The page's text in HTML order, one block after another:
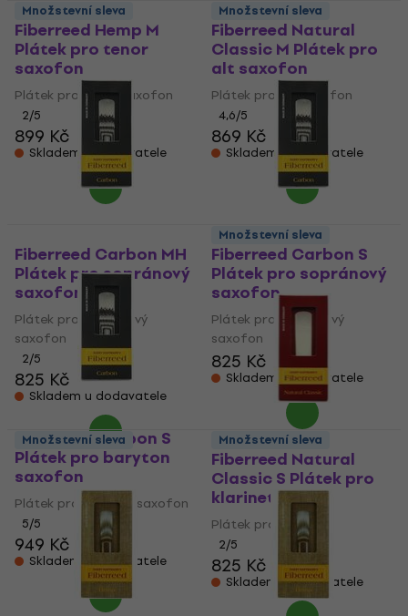
Fiberreed Hemp M
Plátek pro tenor
saxofon
Plátek pro tenor saxofon
2/5
899 Kč
Skladem u dodavatele
Fiberreed Natural
Classic M Plátek pro
alt saxofon
Plátek pro alt saxofon
4,6/5
869 Kč
Skladem u dodavatele
Množstevní sleva
Fiberreed Carbon MH
Plátek pro sopránový
saxofon
Plátek pro sopránový
saxofon
2/5
825 Kč
Skladem u dodavatele
Množstevní sleva
Fiberreed Carbon S
Plátek pro sopránový
saxofon
Plátek pro sopránový
saxofon
825 Kč
Skladem u dodavatele
Fiberreed Carbon S
Plátek pro baryton
saxofon
Plátek pro baryton saxofon
5/5
949 Kč
Skladem u dodavatele
Množstevní sleva
Fiberreed Natural
Classic S Plátek pro
klarinet
Plátek pro klarinet
2/5
825 Kč
Skladem u dodavatele
Množstevní sleva Množstevní sleva